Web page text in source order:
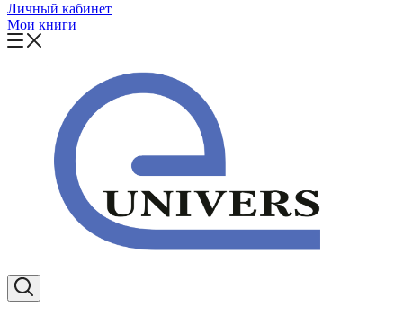
Личный кабинет
Мои книги